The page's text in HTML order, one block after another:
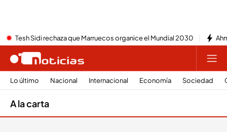
Tesh Sidi rechaza que Marruecos organice el Mundial 2030
Lo último Nacional Internacional Economía Sociedad
A la carta